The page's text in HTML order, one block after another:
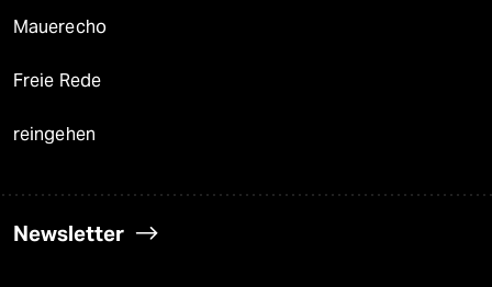
Mauerecho
Freie Rede
reingehen
Newsletter